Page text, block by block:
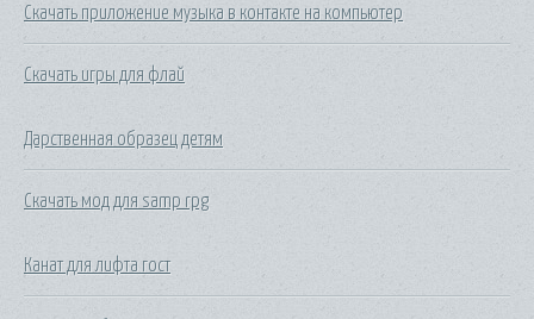
Скачать приложение музыка в контакте на компьютер
Скачать игры для флай
Дарственная образец детям
Скачать мод для samp rpg
Канат для лифта гост